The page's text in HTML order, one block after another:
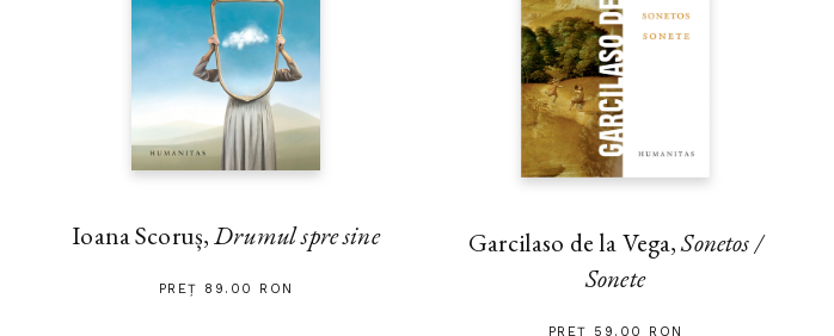
Ioana Scoruș,Drumul spre sine
PREȚ 89.00 RON
Garcilaso de la Vega,Sonetos /
Sonete
PREȚ 59.00 RON